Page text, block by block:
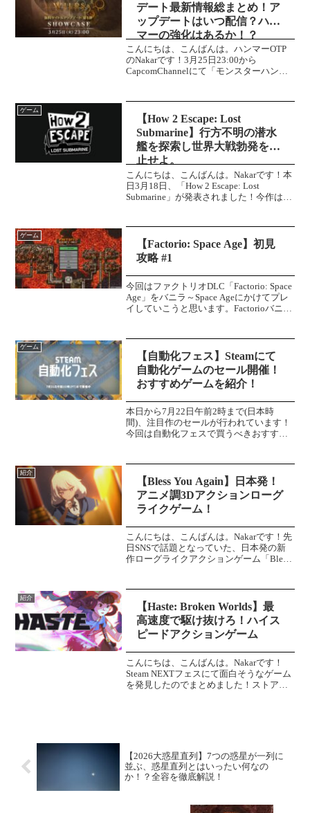
デート最新情報総まとめ！ア
ップデートはいつ配信？ハン
マーの強化はあるか！？
こんにちは、こんばんは。ハンマーOTP
のNakarです！3月25日23:00から
CapcomChannelにて「モンスターハンタ
トルアップデート第1弾に関する情報や
ゲーム
【How 2 Escape: Lost
Submarine】行方不明の潜水
艦を探索し世界大戦勃発を阻
止せよ。
こんにちは、こんばんは。Nakarです！本
日3月18日、「How 2 Escape: Lost
Submarine」が発表されました！今作は
プリを使ってそれ...
ゲーム
【Factorio: Space Age】初見
攻略 #1
今回はファクトリオDLC「Factorio: Space
Age」をバニラ～Space Ageにかけてプレ
イしていこうと思います。Factorioバニラ
発射に向けて頑張...
ゲーム
【自動化フェス】Steamにて
自動化ゲームのセール開催！
おすすめゲームを紹介！
本日から7月22日午前2時まで(日本時
間)、注目作のセールが行われています！
今回は自動化フェスで買うべきおすすめ
掘し、工場を自動化していくシミュレー
ション...
紹介
【Bless You Again】日本発！
アニメ調3Dアクションローグ
ライクゲーム！
こんにちは、こんばんは。Nakarです！先
日SNSで話題となっていた、日本発の新
作ローグライクアクションゲーム「Bless
万件」に達したそうです。公式...
紹介
【Haste: Broken Worlds】最
高速度で駆け抜けろ！ハイス
ピードアクションゲーム
こんにちは、こんばんは。Nakarです！
Steam NEXTフェスにて面白そうなゲーム
を発見したのでまとめました！ストアペ
【2026大惑星直列】7つの惑星が一列に
並ぶ、惑星直列とはいったい何なの
か！？全容を徹底解説！